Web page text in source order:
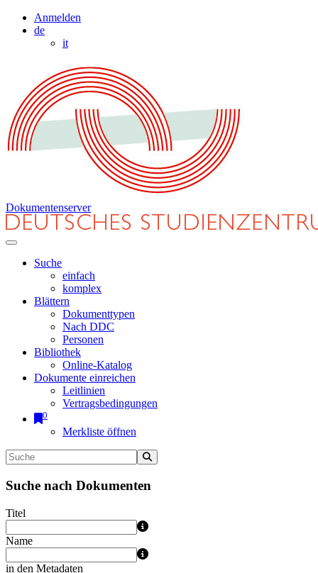
Anmelden
de
it
Dokumentenserver
Suche
einfach
komplex
Blättern
Dokumenttypen
Nach DDC
Personen
Bibliothek
Online-Katalog
Dokumente einreichen
Leitlinien
Vertragsbedingungen
0
Merkliste öffnen
Suche nach Dokumenten
Titel
Name
in den Metadaten